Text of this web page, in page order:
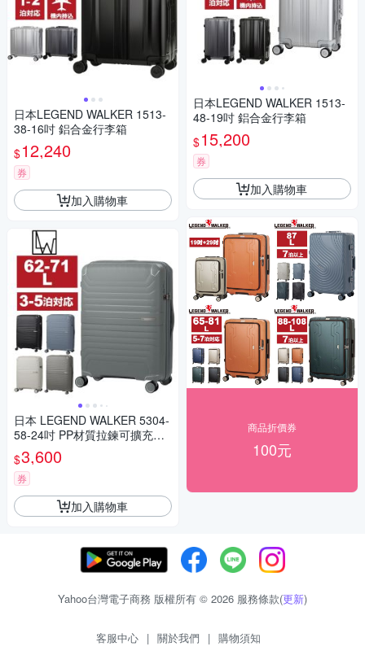
日本LEGEND WALKER 1513-
38-16吋 鋁合金行李箱
$12,240
券
加入購物車
日本 LEGEND WALKER 5304-
58-24吋 PP材質拉鍊可擴充款
行李箱
$3,600
券
加入購物車
日本LEGEND WALKER 1513-
48-19吋 鋁合金行李箱
$15,200
券
加入購物車
商品折價券
100元
Yahoo台灣電子商務 版權所有 © 2026 服務條款(更新)
客服中心 | 關於我們 | 購物須知